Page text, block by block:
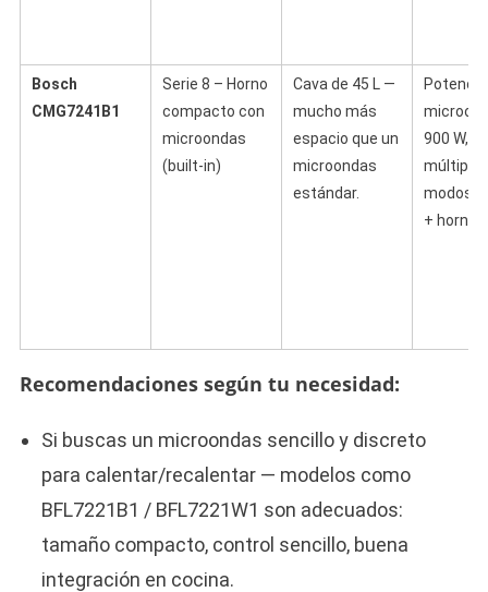
Bosch
CMG7241B1
Serie 8 – Horno
compacto con
microondas
(built-in)
Cava de 45 L —
mucho más
espacio que un
microondas
estándar.
Potencia
900 W,
múltiples
modos
+ horno)
Recomendaciones según tu necesidad:
Si buscas un microondas sencillo y discreto
para calentar/recalentar — modelos como
BFL7221B1 / BFL7221W1 son adecuados:
tamaño compacto, control sencillo, buena
integración en cocina.